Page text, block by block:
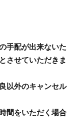
手配が出来ないた
させていただきま
以外のキャンセル
間をいただく場合